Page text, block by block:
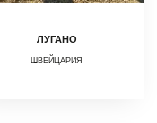
ЛУГАНО
ШВЕЙЦАРИЯ